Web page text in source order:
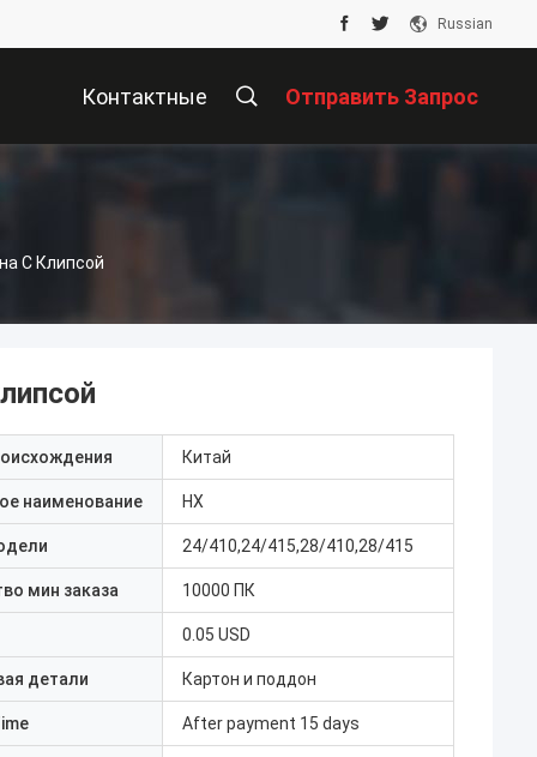
Russian
Контактные Отправить Запрос
С Клипсой
Китай
наименование HX
24/410,24/415,28/410,28/415
мин заказа 10000 ПК
0.05 USD
детали Картон и поддон
After payment 15 days